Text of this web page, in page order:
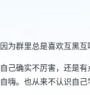
因为群里总是喜欢互黑
自己确实不厉害，还是
自嗨。也从来不认识自